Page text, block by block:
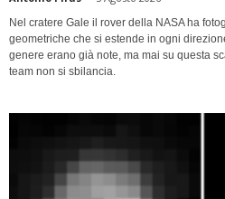
Nel cratere Gale il rover della NASA ha
geometriche che si estende in ogni
genere erano già note, ma mai su questa
team non si sbilancia.